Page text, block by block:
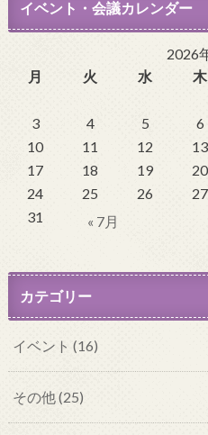
イベント・会議カレンダー
2026
月
火 水 木
3
4 5 6
10
11 12 13
17
18 19 20
24
25 26 27
31
« 7月
カテゴリー
イベント (16)
その他 (25)